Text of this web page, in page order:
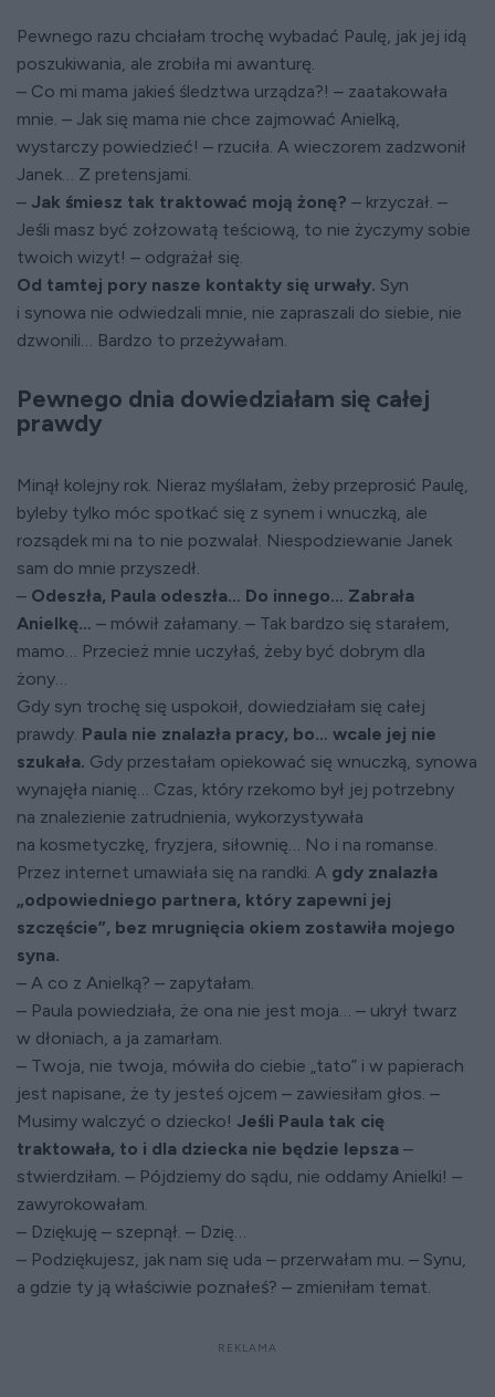
Pewnego razu chciałam trochę wybadać Paulę, jak jej idą
poszukiwania, ale zrobiła mi awanturę.
– Co mi mama jakieś śledztwa urządza?! – zaatakowała
mnie. – Jak się mama nie chce zajmować Anielką,
wystarczy powiedzieć! – rzuciła. A wieczorem zadzwonił
Janek… Z pretensjami.
– Jak śmiesz tak traktować moją żonę? – krzyczał. –
Jeśli masz być zołzowatą teściową, to nie życzymy sobie
twoich wizyt! – odgrażał się.
Od tamtej pory nasze kontakty się urwały. Syn
i synowa nie odwiedzali mnie, nie zapraszali do siebie, nie
dzwonili… Bardzo to przeżywałam.
Pewnego dnia dowiedziałam się całej
prawdy
Minął kolejny rok. Nieraz myślałam, żeby przeprosić Paulę,
byleby tylko móc spotkać się z synem i wnuczką, ale
rozsądek mi na to nie pozwalał. Niespodziewanie Janek
sam do mnie przyszedł.
– Odeszła, Paula odeszła… Do innego… Zabrała
Anielkę… – mówił załamany. – Tak bardzo się starałem,
mamo… Przecież mnie uczyłaś, żeby być dobrym dla
żony…
Gdy syn trochę się uspokoił, dowiedziałam się całej
prawdy. Paula nie znalazła pracy, bo… wcale jej nie
szukała. Gdy przestałam opiekować się wnuczką, synowa
wynajęła nianię… Czas, który rzekomo był jej potrzebny
na znalezienie zatrudnienia, wykorzystywała
na kosmetyczkę, fryzjera, siłownię… No i na romanse.
Przez internet umawiała się na randki. A gdy znalazła
„odpowiedniego partnera, który zapewni jej
szczęście”, bez mrugnięcia okiem zostawiła mojego
syna.
– A co z Anielką? – zapytałam.
– Paula powiedziała, że ona nie jest moja… – ukrył twarz
w dłoniach, a ja zamarłam.
– Twoja, nie twoja, mówiła do ciebie „tato” i w papierach
jest napisane, że ty jesteś ojcem – zawiesiłam głos. –
Musimy walczyć o dziecko! Jeśli Paula tak cię
traktowała, to i dla dziecka nie będzie lepsza –
stwierdziłam. – Pójdziemy do sądu, nie oddamy Anielki! –
zawyrokowałam.
– Dziękuję – szepnął. – Dzię…
– Podziękujesz, jak nam się uda – przerwałam mu. – Synu,
a gdzie ty ją właściwie poznałeś? – zmieniłam temat.